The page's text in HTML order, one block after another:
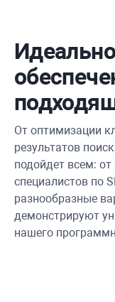
От оптимизации
результатов
подойдет всем:
специалистов по
разнообразные
демонстрируют
нашего